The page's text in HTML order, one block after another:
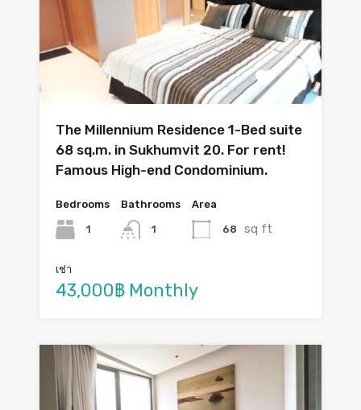
The Millennium Residence 1-Bed suite
68 sq.m. in Sukhumvit 20. For rent!
Famous High-end Condominium.
Bedrooms
1
Bathrooms
1
Area
68 sq ft
เช่า
43,000฿ Monthly